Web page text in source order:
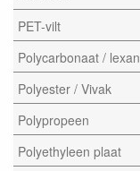
PET-vilt
Polycarbonaat / lexan
Polyester / Vivak
Polypropeen
Polyethyleen plaat